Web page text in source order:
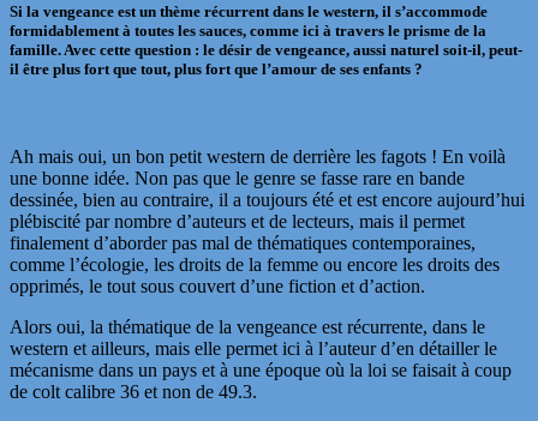
Si la vengeance est un thème récurrent dans le western, il s’accommode
formidablement à toutes les sauces, comme ici à travers le prisme de la
famille. Avec cette question : le désir de vengeance, aussi naturel soit-il, peut-
il être plus fort que tout, plus fort que l’amour de ses enfants ?
Ah mais oui, un bon petit western de derrière les fagots ! En voilà
une bonne idée. Non pas que le genre se fasse rare en bande
dessinée, bien au contraire, il a toujours été et est encore aujourd’hui
plébiscité par nombre d’auteurs et de lecteurs, mais il permet
finalement d’aborder pas mal de thématiques contemporaines,
comme l’écologie, les droits de la femme ou encore les droits des
opprimés, le tout sous couvert d’une fiction et d’action.
Alors oui, la thématique de la vengeance est récurrente, dans le
western et ailleurs, mais elle permet ici à l’auteur d’en détailler le
mécanisme dans un pays et à une époque où la loi se faisait à coup
de colt calibre 36 et non de 49.3.